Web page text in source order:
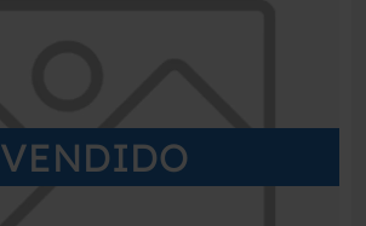
VENDIDO